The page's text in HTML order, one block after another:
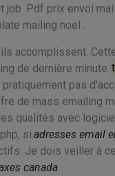
.Pdf prix envoi
mailing noel .
accomplissent.
de dernière minute.
pas
de mass emailing
qualités avec
si. adresses email
Je dois veiller à
canada